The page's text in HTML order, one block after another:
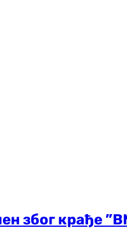
због крађе